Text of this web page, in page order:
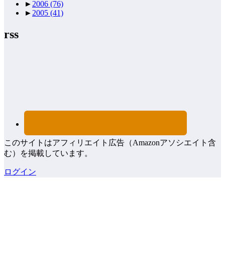
► 2006 (76)
► 2005 (41)
rss
このサイトはアフィリエイト広告（Amazonアソシエイト含
む）を掲載しています。
ログイン